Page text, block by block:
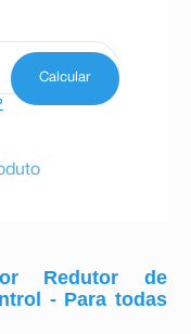
Redutor de
- Para todas